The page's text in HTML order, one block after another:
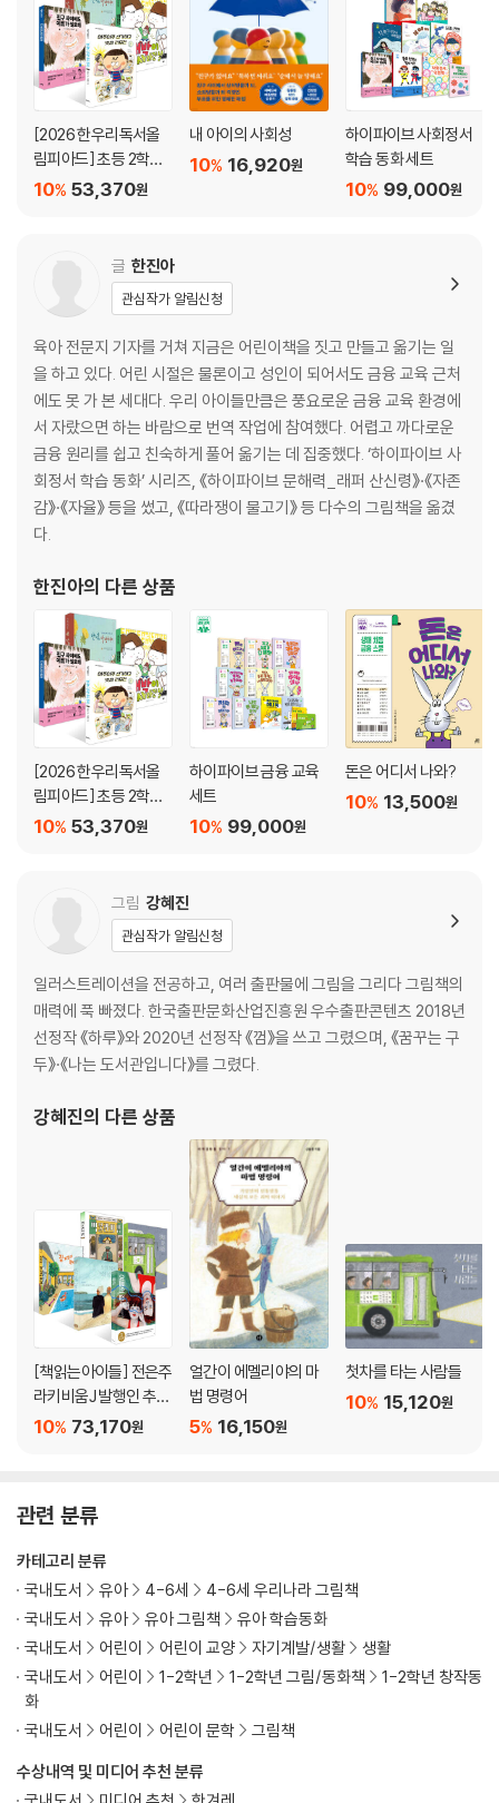
[2026 한우리독서올
림피아드] 초등 2학년
필독서 세트53,370원
10%
내 아이의 사회성
16,920원
10%
하이파이브 사회정서
학습 동화 세트
99,000원
10%
글 한진아
관심작가 알림신청
육아 전문지 기자를 거쳐 지금은 어린이책을 짓고 만들고 옮기는 일
을 하고 있다. 어린 시절은 물론이고 성인이 되어서도 금융 교육 근처
에도 못 가 본 세대다. 우리 아이들만큼은 풍요로운 금융 교육 환경에
서 자랐으면 하는 바람으로 번역 작업에 참여했다. 어렵고 까다로운
금융 원리를 쉽고 친숙하게 풀어 옮기는 데 집중했다. ‘하이파이브 사
회정서 학습 동화’ 시리즈, 《하이파이브 문해력_래퍼 산신령》·《자존
감》·《자율》 등을 썼고, 《따라쟁이 물고기》 등 다수의 그림책을 옮겼
다.
한진아의 다른 상품
[2026 한우리독서올
림피아드] 초등 2학년
필독서 세트53,370원
10%
하이파이브 금융 교육
세트
99,000원
10%
돈은 어디서 나와?
13,500원
10%
그림 강혜진
관심작가 알림신청
일러스트레이션을 전공하고, 여러 출판물에 그림을 그리다 그림책의
매력에 푹 빠졌다. 한국출판문화산업진흥원 우수출판콘텐츠 2018년
선정작 《하루》와 2020년 선정작 《껌》을 쓰고 그렸으며, 《꿈꾸는 구
두》·《나는 도서관입니다》를 그렸다.
강혜진의 다른 상품
[책읽는아이들] 전은주
라키비움J 발행인 추천
초등 5~6학년 세트
73,170원
10%
얼간이 에멜리야의 마
법 명령어
16,150원
5%
첫차를 타는 사람들
15,120원
10%
관련 분류
수상내역 및 미디어 추천 분류
카테고리 분류
국내도서
유아 4-6세
4-6세 우리나라 그림책
국내도서
유아 유아 그림책
유아 학습동화
국내도서
어린이 어린이 교양 자기계발/생활
생활
국내도서
어린이 1-2학년 1-2학년 그림/동화책
1-2학년 창작동
화
국내도서
어린이 어린이 문학 그림책